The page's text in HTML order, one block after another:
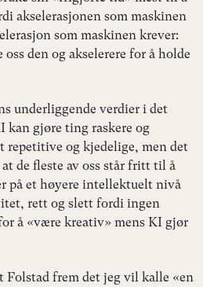
akselerasjonen som maskinen
som maskinen krever:
den og akselerere for å holde
underliggende verdier i det
kan gjøre ting raskere og
repetitive og kjedelige, men det
de fleste av oss står fritt til å
på et høyere intellektuelt nivå
rett og slett fordi ingen
å «være kreativ» mens KI gjør
frem det jeg vil kalle «en